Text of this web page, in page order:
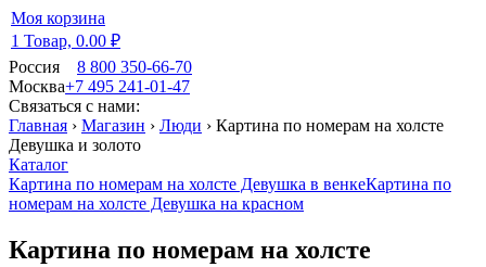
Моя корзина
1 Товар, 0.00 ₽
Россия
8 800 350-66-70
Москва+7 495 241-01-47
Связаться с нами:
Главная › Магазин › Люди › Картина по номерам на холсте
Девушка и золото
Каталог
Картина по номерам на холсте Девушка в венкеКартина по
номерам на холсте Девушка на красном
Картина по номерам на холсте